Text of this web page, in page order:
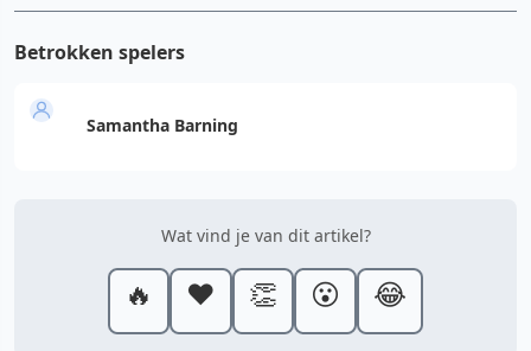
Betrokken spelers
Samantha Barning
Wat vind je van dit artikel?
🔥 ❤️ 👏 😮 😂